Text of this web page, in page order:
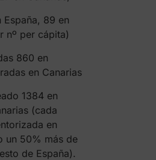
89 en
nº per cápita)
860 en
en Canarias
1384 en
(cada
en
un 50% más de
de España).